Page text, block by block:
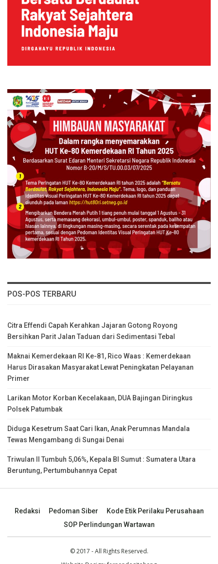
POS-POS TERBARU
Citra Effendi Capah Kerahkan Jajaran Gotong Royong
Bersihkan Parit Jalan Taduan dari Sedimentasi Tebal
Maknai Kemerdekaan RI Ke-81, Rico Waas : Kemerdekaan
Harus Dirasakan Masyarakat Lewat Peningkatan Pelayanan
Primer
Larikan Motor Korban Kecelakaan, DUA Bajingan Diringkus
Polsek Patumbak
Diduga Kesetrum Saat Cari Ikan, Anak Perumnas Mandala
Tewas Mengambang di Sungai Denai
Triwulan II Tumbuh 5,06%, Kepala BI Sumut : Sumatera Utara
Beruntung, Pertumbuhannya Cepat
Redaksi Pedoman Siber
Kode Etik Perilaku Perusahaan
SOP Perlindungan Wartawan
© 2017 - All Rights Reserved.